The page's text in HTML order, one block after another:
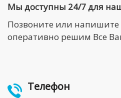
Мы доступны 24/7 для
Позвоните или
оперативно решим Все
Телефон